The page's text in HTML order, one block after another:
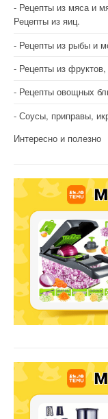
Рецепты из мяса и
Рецепты из яиц.
Рецепты из рыбы и
Рецепты из
Рецепты овощных
Соусы, приправы,
Интересно и полезно